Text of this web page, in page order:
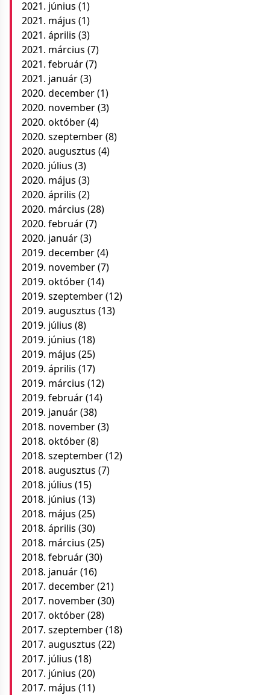
2021. június (1)
2021. május (1)
2021. április (3)
2021. március (7)
2021. február(7)
2021. január(3)
2020. december(1)
2020. november(3)
2020. október(4)
2020. szeptember(8)
2020. augusztus (4)
2020. július (3)
2020. május (3)
2020. április (2)
2020. március (28)
2020. február(7)
2020. január(3)
2019. december(4)
2019. november(7)
2019. október(14)
2019. szeptember(12)
2019. augusztus (13)
2019. július (8)
2019. június (18)
2019. május (25)
2019. április (17)
2019. március (12)
2019. február(14)
2019. január(38)
2018. november(3)
2018. október(8)
2018. szeptember(12)
2018. augusztus (7)
2018. július (15)
2018. június (13)
2018. május (25)
2018. április (30)
2018. március (25)
2018. február(30)
2018. január(16)
2017. december(21)
2017. november(30)
2017. október(28)
2017. szeptember(18)
2017. augusztus (22)
2017. július (18)
2017. június (20)
2017. május (11)